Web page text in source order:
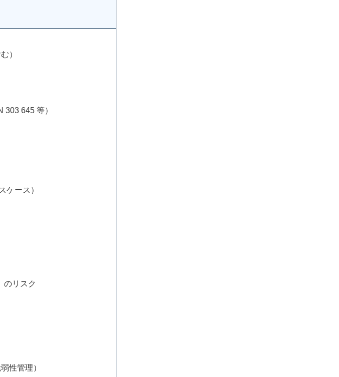
）
645 等）
ース）
リスク
管理）